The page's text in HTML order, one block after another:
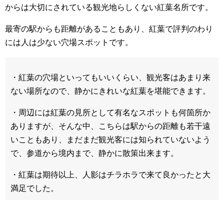
からは大切にされている観光地らしくない紅葉名所です。
最寄の駅からも距離があることもあり、紅葉で評判のわり
には人は少ない穴場スポットです。
・紅葉の穴場といってもいいくらい、観光客はあまり来
ない場所なので、静かにきれいな紅葉を堪能できます。
・周辺には紅葉の見所として有名なスポットも何箇所か
ありますが、そんな中、こちらは駅からの距離も若干遠
いこともあり、まだまだ観光客には知られていないよう
で、参道から境内まで、静かに散策出来ます。
・紅葉は期待以上、人影はチラホラで来て良かったと大
満足でした。